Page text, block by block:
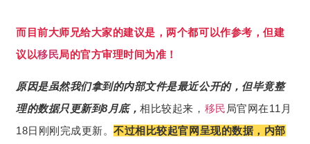
而目前大师兄给大家的建议是，两个都可以作参考，但建
议以移民局的官方审理时间为准！
原因是虽然我们拿到的内部文件是最近公开的，但毕竟整
理的数据只更新到8月底，相比较起来， 移民 局官网在11月
18日刚刚完成更新。不过相比较起官网呈现的数据，内部